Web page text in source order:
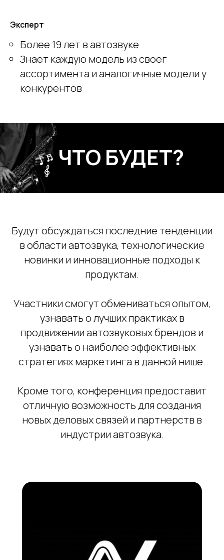
Эксперт
Более 19 лет в автозвуке
Знает каждую модель из своег
ассортимента и аналогичные модели у
конкурентов
ЧТО БУДЕТ?
Будут обсуждаться последние тенденции
в области автозвука, технологические
новинки и инновационные подходы к
продуктам.
Участники смогут обмениваться опытом,
узнавать о лучших практиках в
продвижении автозвуковых брендов и
узнавать о наиболее эффективных
стратегиях маркетинга в данной нише.
Кроме того, конференция предоставит
отличную возможность для создания
новых деловых связей и партнерств в
индустрии автозвука.